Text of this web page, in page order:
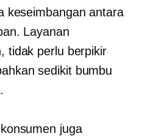
keseimbangan antara
Layanan
tidak perlu berpikir
sedikit bumbu
juga